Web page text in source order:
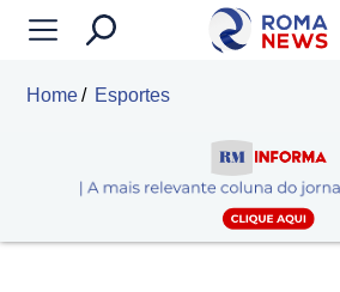
Home Esportes